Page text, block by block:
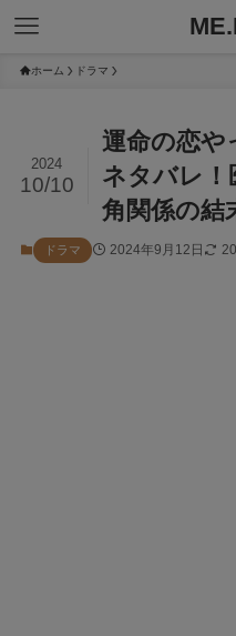
ホーム ドラマ
運命の恋や
ネタバレ！
角関係の結
2024
10/10
ドラマ 2024年9月12日